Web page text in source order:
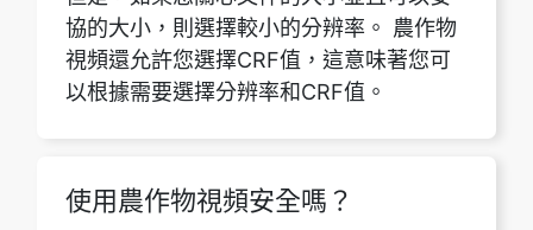
視頻還允許您選擇CRF值，這意味著您可
以根據需要選擇分辨率和CRF值。
農作物視頻是最安全，最安全的免費在線